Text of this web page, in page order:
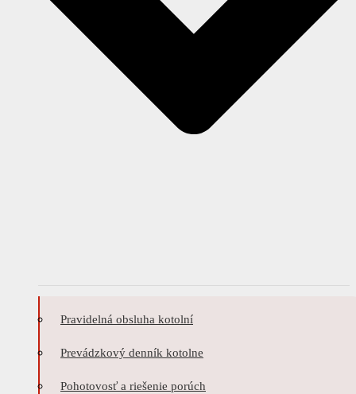
Pravidelná obsluha kotolní
Prevádzkový denník kotolne
Pohotovosť a riešenie porúch